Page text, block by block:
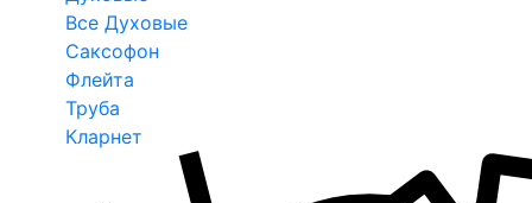
Все Духовые
Саксофон
Флейта
Труба
Кларнет